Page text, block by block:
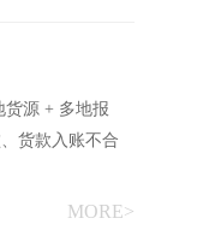
货源 + 多地报
货款入账不合
MORE>